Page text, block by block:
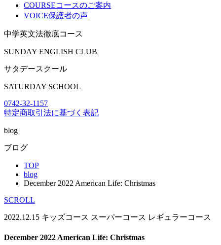
COURSEコースのご案内
VOICE保護者の声
中学英文法徹底コース
SUNDAY ENGLISH CLUB
サタデースクール
SATURDAY SCHOOL
0742-32-1157
特定商取引法に基づく表記
blog
ブログ
TOP
blog
December 2022 American Life: Christmas
SCROLL
2022.12.15 キッズコース スーパーコース レギュラーコース
December 2022 American Life: Christmas